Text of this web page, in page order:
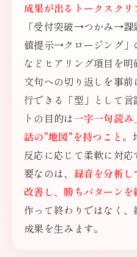
成果が出るトークスクリ
「受付突破→つかみ→
値提示→クロージング
などヒアリング項目を
文句への切り返しを事
行できる「型」として
トの目的は一字一句読
話の"地図"を持つこと 。
反応に応じて柔軟に対
要なのは、 録音を分析
改善し、勝ちパターンを
作って終わりではなく
成果を生みます。